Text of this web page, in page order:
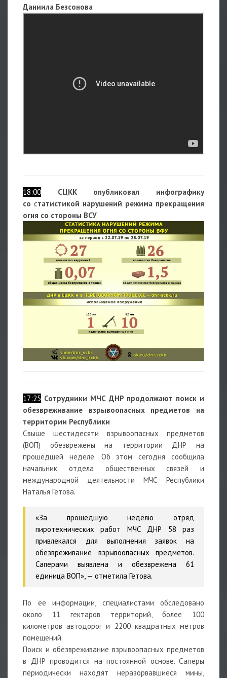
Даниила Безсонова
18:00
СЦКК опубликовал инфографику
со статистикой нарушений режима прекращения
огня со стороны ВСУ
17:25 Сотрудники МЧС ДНР продолжают поиск и
обезвреживание взрывоопасных предметов на
территории Республики
Свыше шестидесяти взрывоопасных предметов
(ВОП) обезврежены на территории ДНР на
прошедшей неделе. Об этом сегодня сообщила
начальник отдела общественных связей и
международной деятельности МЧС Республики
Наталья Гетова.
«За прошедшую неделю отряд
пиротехнических работ МЧС ДНР 58 раз
привлекался для выполнения заявок на
обезвреживание взрывоопасных предметов.
Саперами выявлена и обезврежена 61
единица ВОП», — отметила Гетова.
По ее информации, специалистами обследовано
около 11 гектаров территорий, более 100
километров автодорог и 2200 квадратных метров
помещений.
Поиск и обезвреживание взрывоопасных предметов
в ДНР проводится на постоянной основе. Саперы
периодически находят неразорвавшиеся мины,